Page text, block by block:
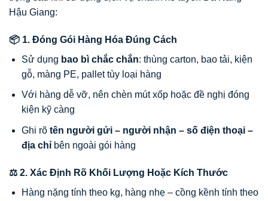
Hậu Giang:
📦 1. Đóng Gói Hàng Hóa Đúng Cách
Sử dụng bao bì chắc chắn: thùng carton, bao tải, kiện
gỗ, màng PE, pallet tùy loại hàng
Với hàng dễ vỡ, nên chèn mút xốp hoặc đề nghị đóng
kiện kỹ càng
Ghi rõ tên người gửi – người nhận – số điện thoại –
địa chỉbên ngoài gói hàng
⚖ 2. Xác Định Rõ Khối Lượng Hoặc Kích Thước
Hàng nặng tính theo kg, hàng nhẹ – cồng kềnh tính theo